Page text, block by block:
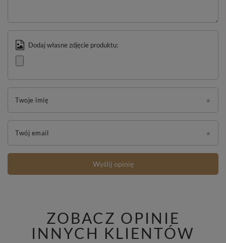
Dodaj własne zdjęcie produktu:
Twoje imię
Twój email
Wyślij opinię
ZOBACZ OPINIE
INNYCH KLIENTÓW